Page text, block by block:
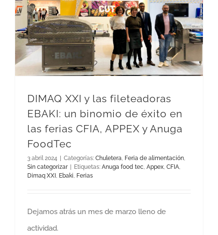
DIMAQ XXI y las fileteadoras
EBAKI: un binomio de éxito en
las ferias CFIA, APPEX y Anuga
FoodTec
3 abril 2024 | Categorías: Chuletera, Feria de alimentación,
Sin categorizar | Etiquetas: Anuga food tec, Appex, CFIA,
Dimaq XXI, Ebaki, Ferias
Dejamos atrás un mes de marzo lleno de
actividad.